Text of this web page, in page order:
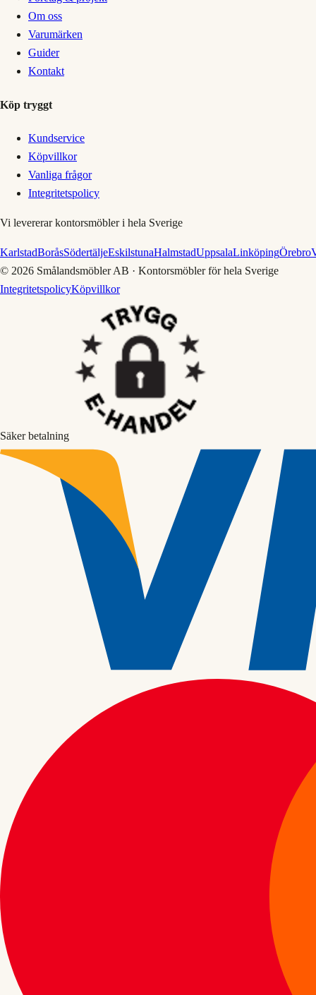
Om oss
Varumärken
Guider
Kontakt
Köp tryggt
Kundservice
Köpvillkor
Vanliga frågor
Integritetspolicy
Vi levererar kontorsmöbler i hela Sverige
KarlstadBoråsSödertäljeEskilstunaHalmstadUppsalaLinköpingÖrebro
© 2026 Smålandsmöbler AB · Kontorsmöbler för hela Sverige
IntegritetspolicyKöpvillkor
Säker betalning